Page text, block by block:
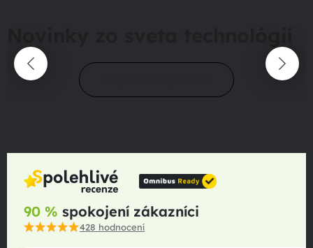
90 % spokojení zákazníci
428 hodnocení